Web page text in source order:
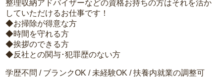
整理収納アドバイザーなどの資格お持ちの方はそれを活か
していただけるお仕事です！
◆お掃除が得意な方
◆時間を守れる方
◆挨拶のできる方
◆反社との関与･犯罪歴のない方
学歴不問 / ブランクOK / 未経験OK / 扶養内就業の調整可